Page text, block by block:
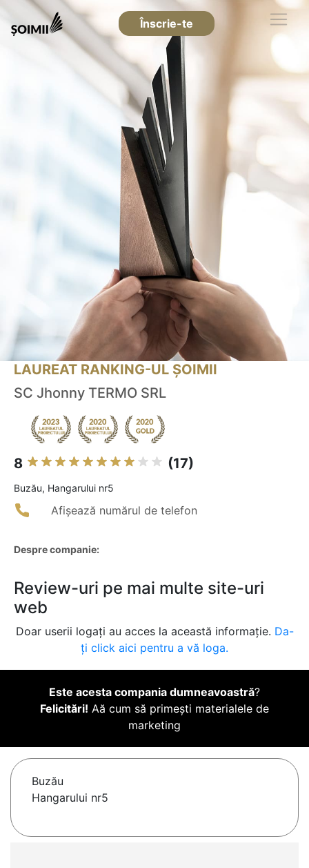
Înscrie-te
LAUREAT RANKING-UL ȘOIMII
SC Jhonny TERMO SRL
8 (17)
Buzău, Hangarului nr5
Afișează numărul de telefon
Despre companie:
Review-uri pe mai multe site-uri
web
Doar userii logați au acces la această informație. Da-
ți click aici pentru a vă loga.
Este acesta compania dumneavoastră?
Felicitări! Aă cum să primești materialele de
marketing
Buzău
Hangarului nr5